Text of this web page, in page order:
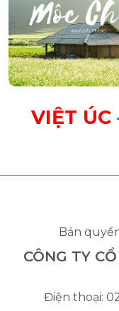
VIỆT ÚC
Bản
CÔNG TY
Điện thoại: